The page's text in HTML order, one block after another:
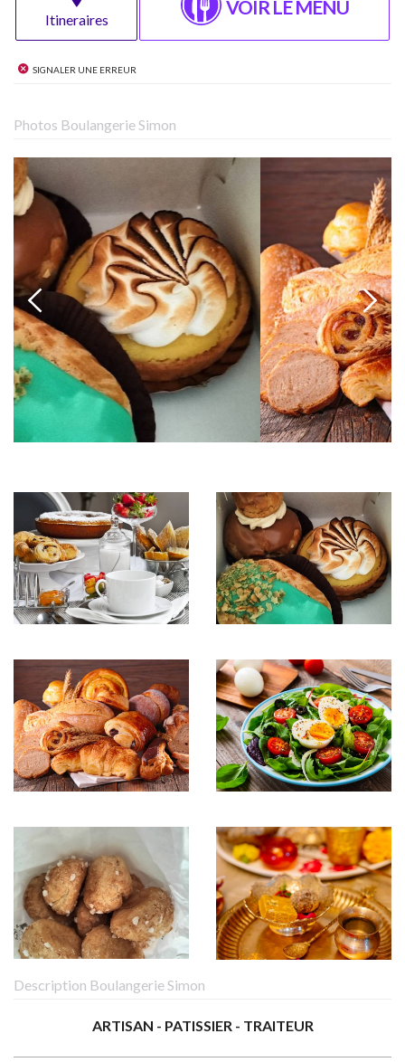
Itineraires
VOIR LE MENU
Signaler une erreur
Photos Boulangerie Simon
Description Boulangerie Simon
ARTISAN - PATISSIER - TRAITEUR